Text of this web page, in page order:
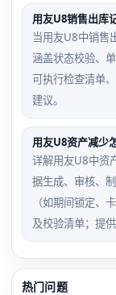
用友U8销售出库
当用友U8中销售
涵盖状态校验、
可执行检查清单
建议。
用友U8资产减少
详解用友U8中资
据生成、审核、
（如期间锁定、
及校验清单；提
热门问题